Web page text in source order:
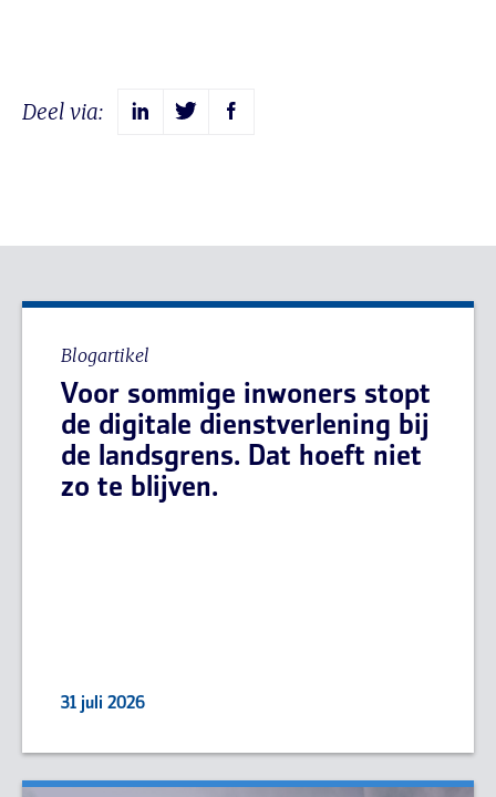
Deel via:
Blogartikel
Voor sommige inwoners stopt
de digitale dienstverlening bij
de landsgrens. Dat hoeft niet
zo te blijven.
31 juli 2026